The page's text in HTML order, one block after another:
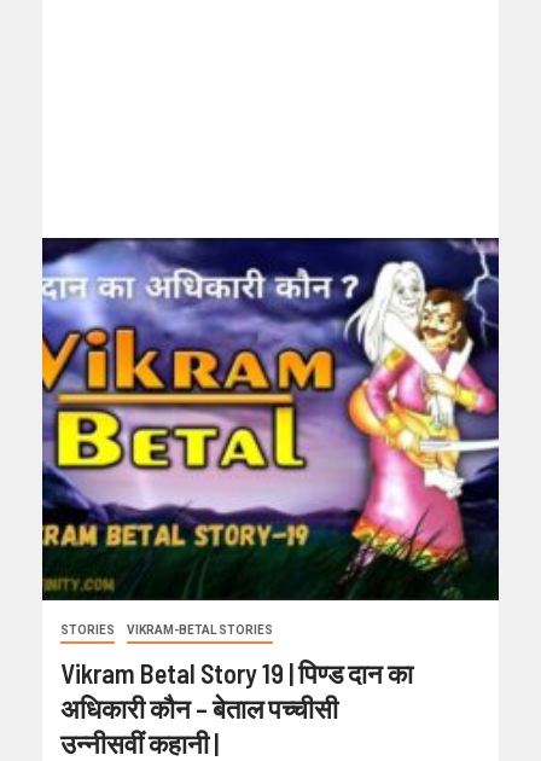
STORIES VIKRAM-BETAL STORIES
Vikram Betal Story 19 | पिण्ड दान का
अधिकारी कौन – बेताल पच्चीसी
उन्नीसवीं कहानी |